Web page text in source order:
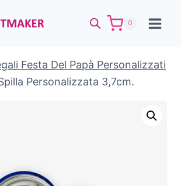
0
Festa Del Papà Personalizzati
Personalizzata 3,7cm.